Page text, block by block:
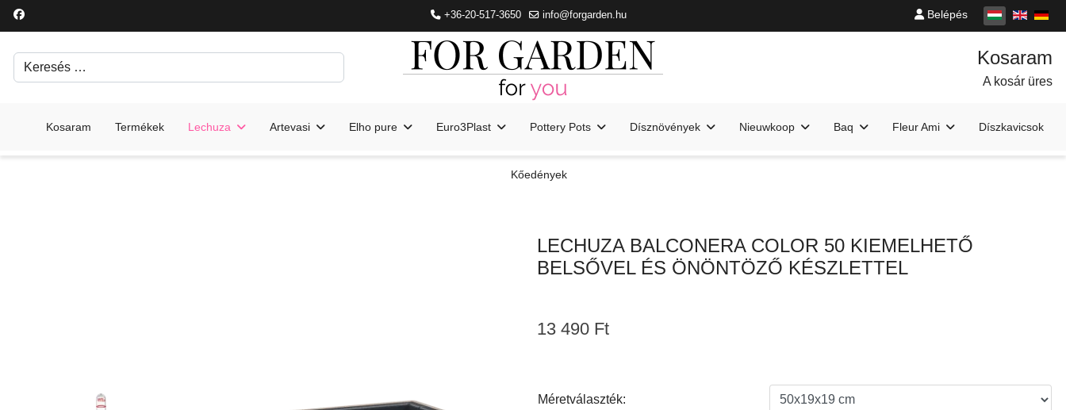
+36-20-517-3650 info@forgarden.hu Belépés
Keresés
A kosár üres
Kosaram Termékek Lechuza Artevasi Elho pure Euro3Plast Pottery Pots Dísznövények Nieuwkoop Baq Fleur Ami Díszkavicsok
Kőedények
LECHUZA BALCONERA COLOR 50 KIEMELHETŐ
BELSŐVEL ÉS ÖNÖNTÖZŐ KÉSZLETTEL
13 490 Ft
Méretválaszték: